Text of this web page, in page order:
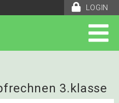
LOGIN
3.klasse